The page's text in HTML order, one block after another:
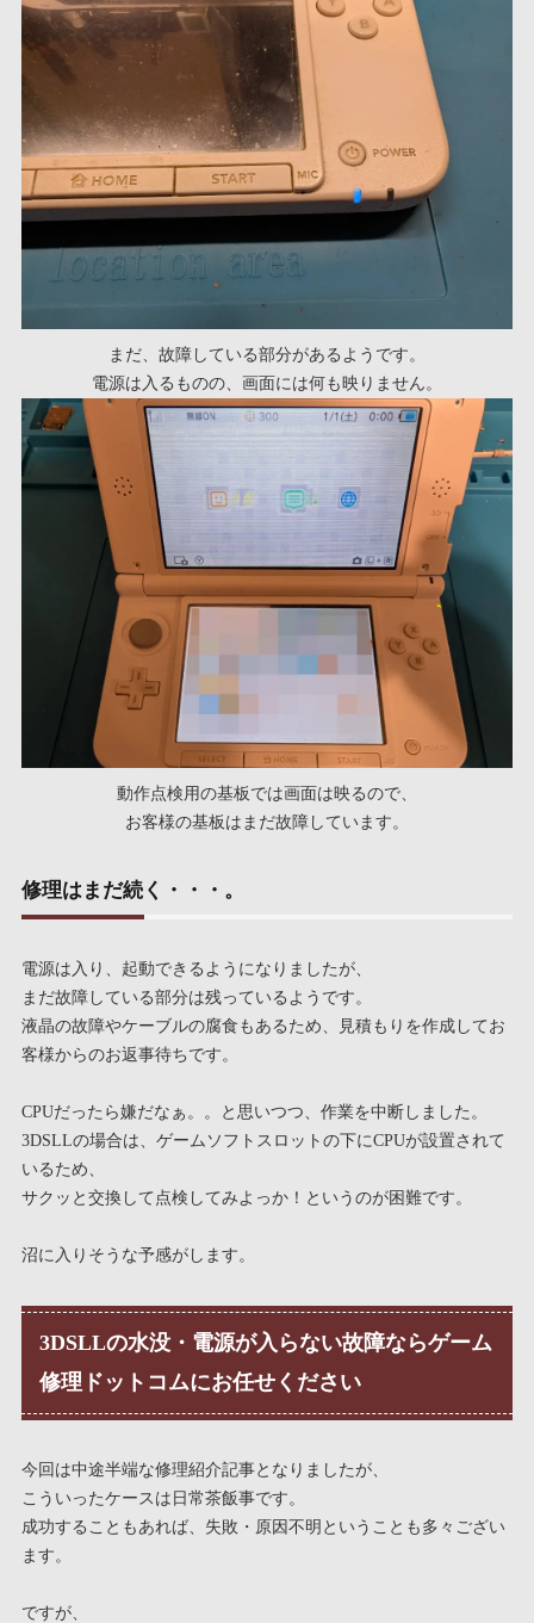
まだ、故障している部分があるようです。
電源は入るものの、画面には何も映りません。
動作点検用の基板では画面は映るので、
お客様の基板はまだ故障しています。
修理はまだ続く・・・。
電源は入り、起動できるようになりましたが、
まだ故障している部分は残っているようです。
液晶の故障やケーブルの腐食もあるため、見積もりを作成してお
客様からのお返事待ちです。
CPUだったら嫌だなぁ。。と思いつつ、作業を中断しました。
3DSLLの場合は、ゲームソフトスロットの下にCPUが設置されて
いるため、
サクッと交換して点検してみよっか！というのが困難です。
沼に入りそうな予感がします。
3DSLLの水没・電源が入らない故障ならゲーム
修理ドットコムにお任せください
今回は中途半端な修理紹介記事となりましたが、
こういったケースは日常茶飯事です。
成功することもあれば、失敗・原因不明ということも多々ござい
ます。
ですが、